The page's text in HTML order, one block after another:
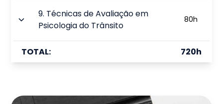
9. Técnicas de Avaliação em
Psicologia do Trânsito
80h
TOTAL: 720h